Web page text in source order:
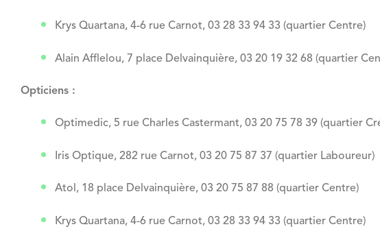
Krys Quartana, 4-6 rue Carnot, 03 28 33 94 33 (quartier Centre)
Alain Afflelou, 7 place Delvainquière, 03 20 19 32 68 (quartier
Opticiens :
Optimedic, 5 rue Charles Castermant, 03 20 75 78 39 (quartier
Iris Optique, 282 rue Carnot, 03 20 75 87 37 (quartier Laboureur)
Atol, 18 place Delvainquière, 03 20 75 87 88 (quartier Centre)
Krys Quartana, 4-6 rue Carnot, 03 28 33 94 33 (quartier Centre)